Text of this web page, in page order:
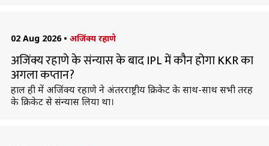
02 Aug 2026 • अजिंक्य रहाणे
अजिंक्य रहाणे के संन्यास के बाद IPL में कौन होगा KKR का
अगला कप्तान?
हाल ही में अजिंक्य रहाणे ने अंतरराष्ट्रीय क्रिकेट के साथ-साथ सभी तरह
के क्रिकेट से संन्यास लिया था।